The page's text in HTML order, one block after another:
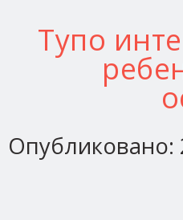
Тупо
Опубликовано: